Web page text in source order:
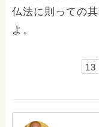
仏法に則っての
よ。
13